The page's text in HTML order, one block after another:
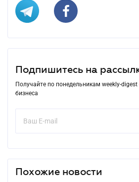
Подпишитесь на
Получайте по понедельникам weekly-
бизнеса
Похожие новости